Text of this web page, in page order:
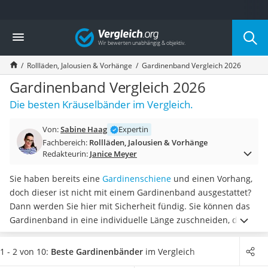
Die beliebtesten Vergleiche nach Kategorie
Wohnen
Matratzen-Topper
Matratzen
Konferenzlautsprecher
Tageslichtlampe
Badlüfter
Bürohocker
Außenleuchte mit Kamera
Akku-Tischlampe
Konferenzmikrofon
Klappmatratze
Duschkopf mit Kalkfilter
Aktenvernichter Sicherheitsstufe 4
Bettgitter
Vergleich
Rollläden, Jalousien & Vorhänge Gardinenband Vergleich 2026
Gardinenband Vergleich 2026
Die besten Kräuselbänder im Vergleich.
Von:Sabine Haag
Expertin
Fachbereich: Rollläden, Jalousien & Vorhänge
Redakteurin: Janice Meyer
Sie haben bereits eine Gardinenschiene und einen Vorhang,
doch dieser ist nicht mit einem Gardinenband ausgestattet?
Dann werden Sie hier mit Sicherheit fündig. Sie können das
Gardinenband in eine individuelle Länge zuschneiden, da es
in der Regel 10 oder 30 Meter langist. Diverse Online-Tests
empfehlen, bei der Wahl auf eine hohe Qualität zu achten,
1 - 2 von 10: Beste Gardinenbänder im Vergleich